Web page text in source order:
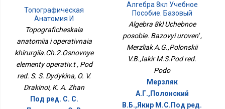
Топографическая
Анатомия И
Оперативная
Хирургия.Ч.2.Основные
Элементы Оператив.т
Topograficheskaia
anatomiia i operativnaia
khirurgiia.Ch.2.Osnovnye
elementy operativ.t , Pod
red. S. S. Dydykina, O. V.
Drakinoi, K. A. Zhan
Под ред. С. С.
Алгебра 8кл Учебное
Пособие. Базовый
Уровень
Algebra 8kl Uchebnoe
posobie. Bazovyi uroven' ,
Merzliak A.G.,Polonskii
V.B.,Iakir M.S.Pod red.
Podo
Мерзляк
А.Г.,Полонский
В.Б.,Якир М.С.Под ред.